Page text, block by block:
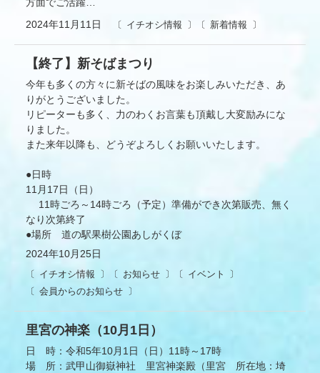
2024年11月11日 イチオシ情報 新着情報
方面でご活躍…
2024年10月25日
イチオシ情報 お知らせ
イベント
会員からのお知らせ
【終了】新そばまつり
今年も多くの方々に新そばの風味をお楽しみいただき、あ
りがとうございました。
リピーターも多く、力のわくお言葉も頂戴し大変励みにな
りました。
また来年以降も、どうぞよろしくお願いいたします。
●日時
11月17日（日）
11時ごろ～14時ごろ（予定）準備ができ次第販売、無く
なり次第終了
●場所 道の駅果樹公園あしがくぼ
里宮の神楽（10月1日）
日 時：令和5年10月1日（日）11時～17時
場 所：武甲山御嶽神社 里宮神楽殿（里宮 所在地：埼